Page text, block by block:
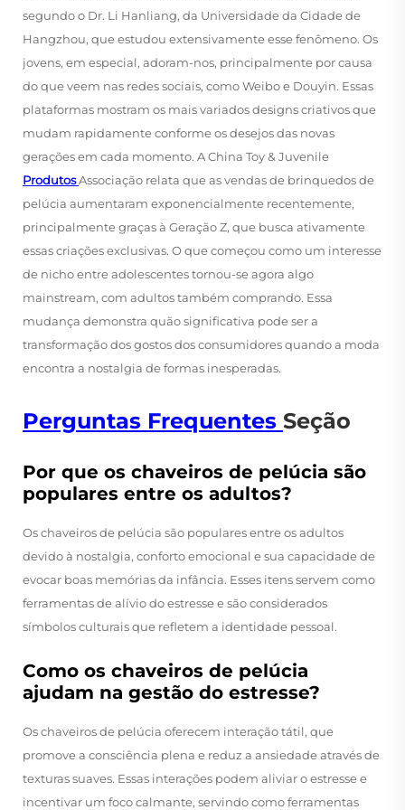
segundo o Dr. Li Hanliang, da Universidade da Cidade de
Hangzhou, que estudou extensivamente esse fenômeno. Os
jovens, em especial, adoram-nos, principalmente por causa
do que veem nas redes sociais, como Weibo e Douyin. Essas
plataformas mostram os mais variados designs criativos que
mudam rapidamente conforme os desejos das novas
gerações em cada momento. A China Toy & Juvenile
ProdutosAssociação relata que as vendas de brinquedos de
pelúcia aumentaram exponencialmente recentemente,
principalmente graças à Geração Z, que busca ativamente
essas criações exclusivas. O que começou como um interesse
de nicho entre adolescentes tornou-se agora algo
mainstream, com adultos também comprando. Essa
mudança demonstra quão significativa pode ser a
transformação dos gostos dos consumidores quando a moda
encontra a nostalgia de formas inesperadas.
Perguntas Frequentes Seção
Por que os chaveiros de pelúcia são
populares entre os adultos?
Os chaveiros de pelúcia são populares entre os adultos
devido à nostalgia, conforto emocional e sua capacidade de
evocar boas memórias da infância. Esses itens servem como
ferramentas de alívio do estresse e são considerados
símbolos culturais que refletem a identidade pessoal.
Como os chaveiros de pelúcia
ajudam na gestão do estresse?
Os chaveiros de pelúcia oferecem interação tátil, que
promove a consciência plena e reduz a ansiedade através de
texturas suaves. Essas interações podem aliviar o estresse e
incentivar um foco calmante, servindo como ferramentas